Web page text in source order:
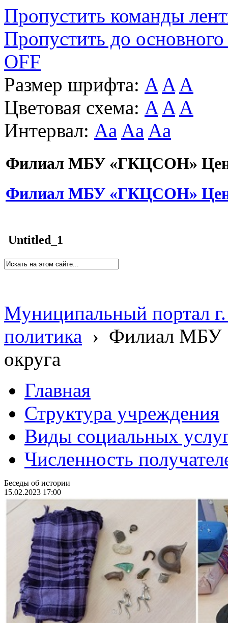
Пропустить команды
Пропустить до основного
OFF
Размер шрифта: A A A
Цветовая схема: A A A
Интервал: Aa Aa Aa
Филиал МБУ «ГКЦСОН»
Филиал МБУ «ГКЦСОН»
Untitled_1
Муниципальный портал
политика › Филиал МБУ
округа
Главная
Структура учреждения
Виды социальных
Численность
Беседы об истории
15.02.2023 17:00